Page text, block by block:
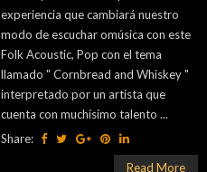
experiencia que cambiará nuestro
modo de escuchar omúsica con este
Folk Acoustic, Pop con el tema
llamado " Cornbread and Whiskey "
interpretado por un artista que
cuenta con muchísimo talento ...
Share:
Read More